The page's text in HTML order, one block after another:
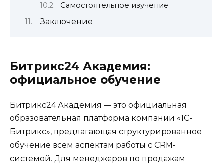
Самостоятельное изучение
Заключение
Битрикс24 Академия:
официальное обучение
Битрикс24 Академия — это официальная
образовательная платформа компании «1С-
Битрикс», предлагающая структурированное
обучение всем аспектам работы с CRM-
системой. Для менеджеров по продажам